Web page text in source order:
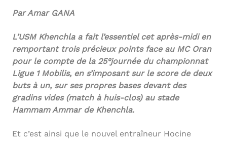
Par Amar GANA
L’USM Khenchla a fait l’essentiel cet après-midi en
remportant trois précieux points face au MC Oran
pour le compte de la 25°journée du championnat
Ligue 1 Mobilis, en s’imposant sur le score de deux
buts à un, sur ses propres bases devant des
gradins vides (match à huis-clos) au stade
Hammam Ammar de Khenchla.
Et c’est ainsi que le nouvel entraîneur Hocine